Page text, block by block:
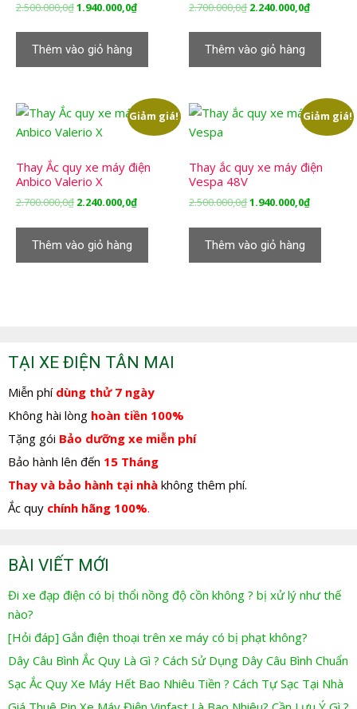
2.500.000,0₫Giá
2.500.000,0₫.
1.940.000,0₫Giá
1.940.000,0₫.
Thêm vào giỏ hàng
2.700.000,0₫ Giá
2.700.000,0₫.
2.240.000,0₫Giá
Thêm vào giỏ hàng
Giảm giá!
Thay Ắc quy xe máy điện
Anbico Valerio X
2.700.000,0₫ Giá
2.700.000,0₫.
2.240.000,0₫Giá
2.240.000,0₫.
Thêm vào giỏ hàng
Giảm giá!
Thay ắc quy xe máy điện
Vespa 48V
2.500.000,0₫Giá
2.500.000,0₫.
1.940.000,0₫Giá
Thêm vào giỏ hàng
TẠI XE ĐIỆN TÂN MAI
Miễn phí dùng thử 7 ngày
Không hài lòng hoàn tiền 100%
Tặng gói Bảo dưỡng xe miễn phí
Bảo hành lên đến 15 Tháng
Thay và bảo hành tại nhà không thêm phí.
Ắc quy chính hãng 100%.
BÀI VIẾT MỚI
Đi xe đạp điện có bị thổi nồng độ cồn không ? bị xử lý như thế
nào?
[Hỏi đáp] Gắn điện thoại trên xe máy có bị phạt không?
Dây Câu Bình Ắc Quy Là Gì ? Cách Sử Dụng Dây Câu Bình Chuẩn
Sạc Ắc Quy Xe Máy Hết Bao Nhiêu Tiền ? Cách Tự Sạc Tại Nhà